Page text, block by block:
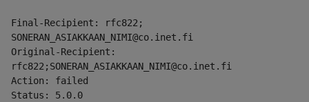
Final-Recipient: rfc822;
SONERAN_ASIAKKAAN_NIMI@co.inet.fi
Original-Recipient:
rfc822;SONERAN_ASIAKKAAN_NIMI@co.inet.fi
Action: failed
Status: 5.0.0